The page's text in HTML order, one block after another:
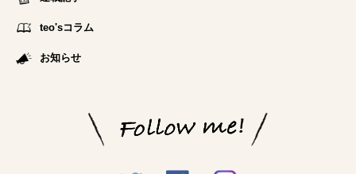
teo'sコラム
お知らせ